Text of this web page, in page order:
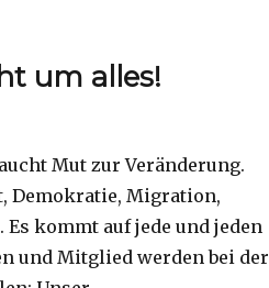
um alles!
Mut zur Veränderung.
Demokratie, Migration,
kommt auf jede und jeden
und Mitglied werden bei der